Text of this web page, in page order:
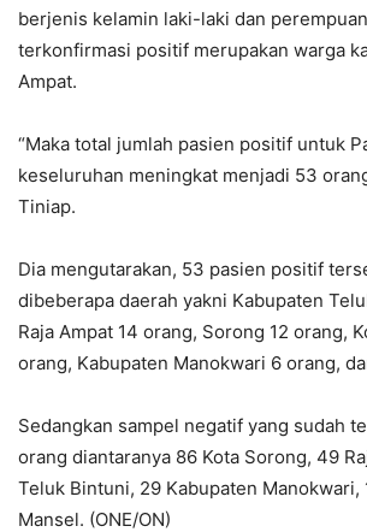
berjenis kelamin laki-laki dan
terkonfirmasi positif merupakan warga
Ampat.
“Maka total jumlah pasien positif untuk
keseluruhan meningkat menjadi 53
Tiniap.
Dia mengutarakan, 53 pasien positif
dibeberapa daerah yakni Kabupaten
Raja Ampat 14 orang, Sorong 12 orang,
orang, Kabupaten Manokwari 6 orang,
Sedangkan sampel negatif yang sudah
orang diantaranya 86 Kota Sorong, 49
Teluk Bintuni, 29 Kabupaten Manokwari,
Mansel. (ONE/ON)